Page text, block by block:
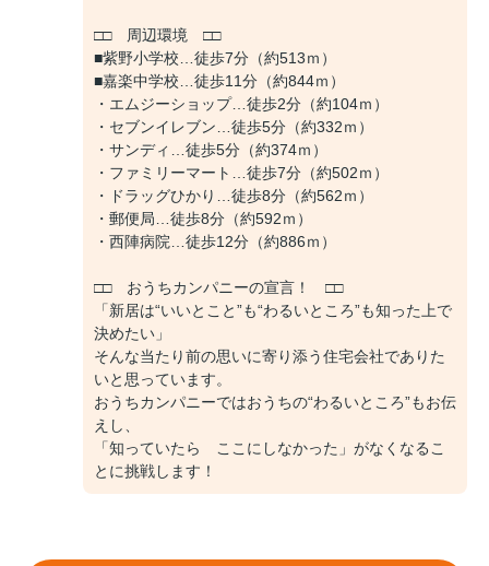
□□ 周辺環境 □□
■紫野小学校…徒歩7分（約513ｍ）
■嘉楽中学校…徒歩11分（約844ｍ）
・エムジーショップ…徒歩2分（約104ｍ）
・セブンイレブン…徒歩5分（約332ｍ）
・サンディ…徒歩5分（約374ｍ）
・ファミリーマート…徒歩7分（約502ｍ）
・ドラッグひかり…徒歩8分（約562ｍ）
・郵便局…徒歩8分（約592ｍ）
・西陣病院…徒歩12分（約886ｍ）
□□ おうちカンパニーの宣言！ □□
「新居は“いいとこと”も“わるいところ”も知った上で
決めたい」
そんな当たり前の思いに寄り添う住宅会社でありた
いと思っています。
おうちカンパニーではおうちの“わるいところ”もお伝
えし、
「知っていたら ここにしなかった」がなくなるこ
とに挑戦します！